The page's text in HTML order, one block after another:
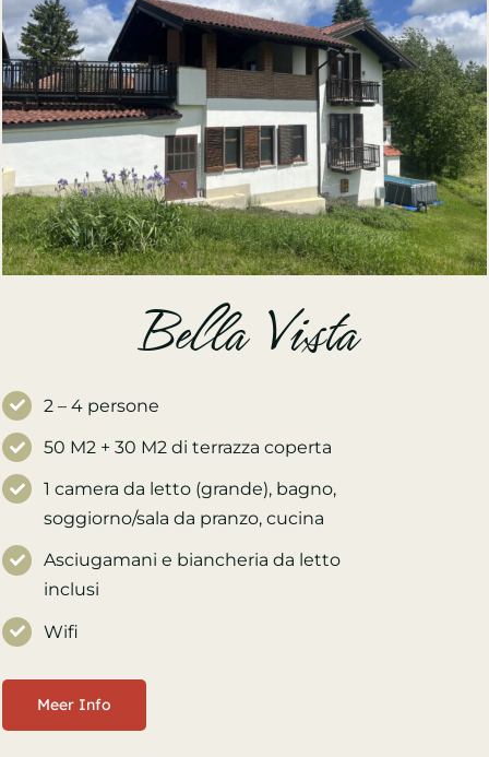
Bella Vista
2 – 4 persone
50 M2 + 30 M2 di terrazza coperta
1 camera da letto (grande), bagno,
soggiorno/sala da pranzo, cucina
Asciugamani e biancheria da letto
inclusi
Wifi
Meer Info